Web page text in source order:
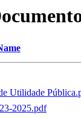
Utilidade
2025.pdf